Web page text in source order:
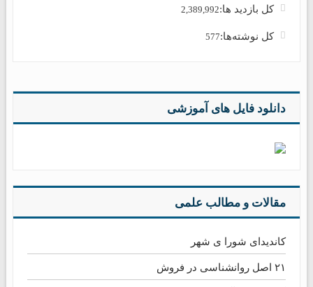
کل بازدید ها:2,389,992
کل نوشته‌ها:577
دانلود فایل های آموزشی
مقالات و مطالب علمی
کاندیدای شورا ی شهر
۲۱ اصل روانشناسی در فروش